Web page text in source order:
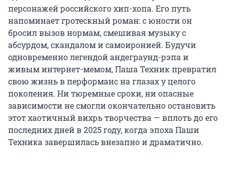
персонажей российского хип-хопа. Его путь
напоминает гротескный роман: с юности он
бросил вызов нормам, смешивая музыку с
абсурдом, скандалом и самоиронией. Будучи
одновременно легендой андеграунд-рэпа и
живым интернет-мемом, Паша Техник превратил
свою жизнь в перформанс на глазах у целого
поколения. Ни тюремные сроки, ни опасные
зависимости не смогли окончательно остановить
этот хаотичный вихрь творчества — вплоть до его
последних дней в 2025 году, когда эпоха Паши
Техника завершилась внезапно и драматично.